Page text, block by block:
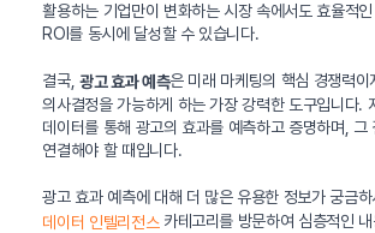
활용하는 기업만이 변화하는 시장 속에서도 효율적
ROI를 동시에 달성할 수 있습니다.
결국, 광고 효과 예측은 미래 마케팅의 핵심 경쟁력이
의사결정을 가능하게 하는 가장 강력한 도구입니다.
데이터를 통해 광고의 효과를 예측하고 증명하며, 그
연결해야 할 때입니다.
광고 효과 예측에 대해 더 많은 유용한 정보가 궁금
데이터 인텔리전스카테고리를 방문하여 심층적인